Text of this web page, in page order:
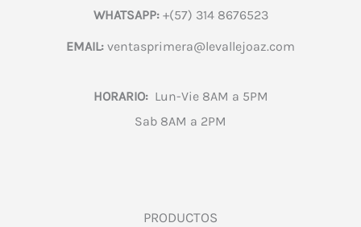
WHATSAPP:+(57) 314 8676523
EMAIL: ventasprimera@levallejoaz.com
HORARIO:Lun-Vie 8AM a 5PM
Sab 8AM a 2PM
PRODUCTOS